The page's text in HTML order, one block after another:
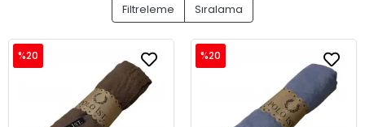
Filtreleme
Sıralama
%20 %20